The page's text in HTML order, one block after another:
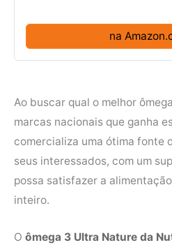
na
Ao buscar qual o melhor
marcas nacionais que ganha
comercializa uma ótima fonte
seus interessados, com um
possa satisfazer a
inteiro.
O ômega 3 Ultra Nature da